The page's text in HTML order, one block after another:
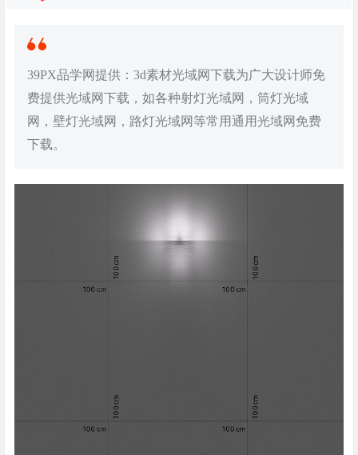
39PX品学网提供：3d素材光域网下载为广大设计师免
费提供光域网下载，如各种射灯光域网，筒灯光域
网，壁灯光域网，路灯光域网等常用通用光域网免费
下载。